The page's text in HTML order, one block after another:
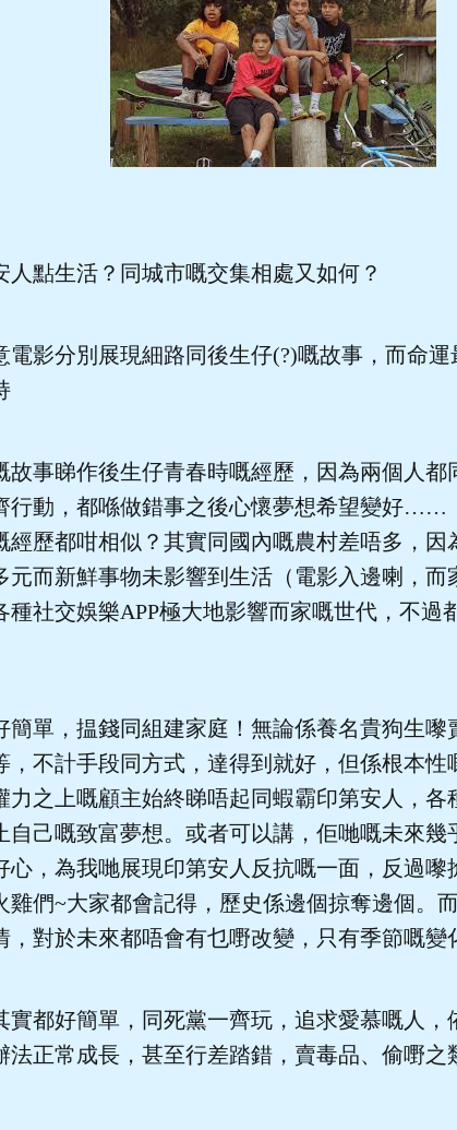
人點生活？同城市嘅交集相處又如何？
電影分別展現細路同後生仔(?)嘅故事，而命
故事睇作後生仔青春時嘅經歷，因為兩個人都
行動，都喺做錯事之後心懷夢想希望變好……
經歷都咁相似？其實同國內嘅農村差唔多，因
元而新鮮事物未影響到生活（電影入邊喇，而
種社交娛樂APP極大地影響而家嘅世代，不過
簡單，揾錢同組建家庭！無論係養名貴狗生嚟
，不計手段同方式，達得到就好，但係根本性
力之上嘅顧主始終睇唔起同蝦霸印第安人，各
自己嘅致富夢想。或者可以講，佢哋嘅未來幾
心，為我哋展現印第安人反抗嘅一面，反過嚟
雞們~大家都會記得，歷史係邊個掠奪邊個。
，對於未來都唔會有乜嘢改變，只有季節嘅
實都好簡單，同死黨一齊玩，追求愛慕嘅人，
法正常成長，甚至行差踏錯，賣毒品、偷嘢之